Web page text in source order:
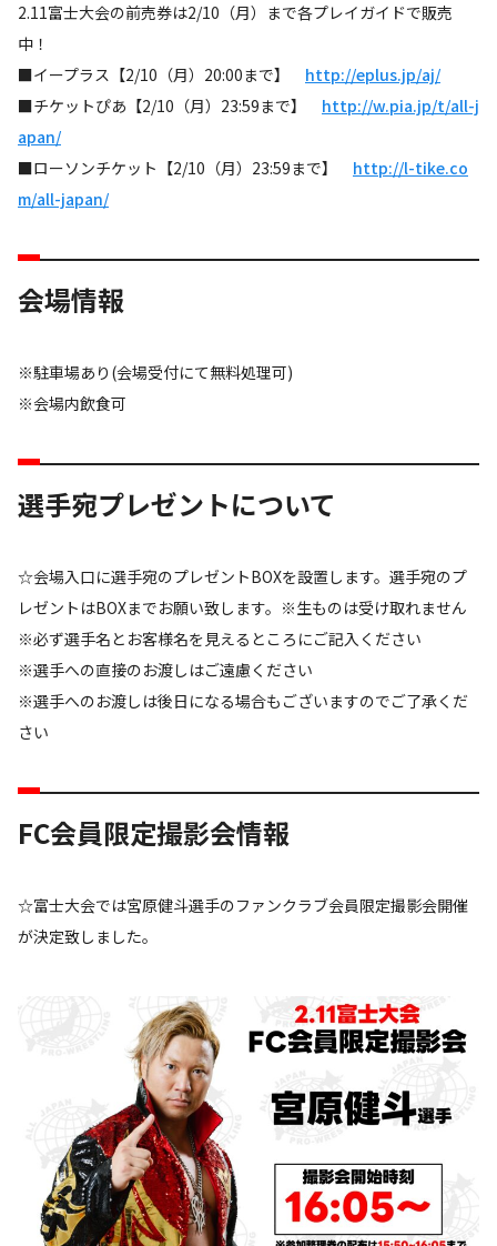
2.11富士大会の前売券は2/10（月）まで各プレイガイドで販売
中！
■イープラス【2/10（月）20:00まで】 http://eplus.jp/aj/
■チケットぴあ【2/10（月）23:59まで】 http://w.pia.jp/t/all-j
apan/
■ローソンチケット【2/10（月）23:59まで】 http://l-tike.co
m/all-japan/
会場情報
※駐車場あり(会場受付にて無料処理可)
※会場内飲食可
選手宛プレゼントについて
☆会場入口に選手宛のプレゼントBOXを設置します。選手宛のプ
レゼントはBOXまでお願い致します。※生ものは受け取れません
※必ず選手名とお客様名を見えるところにご記入ください
※選手への直接のお渡しはご遠慮ください
※選手へのお渡しは後日になる場合もございますのでご了承くだ
さい
FC会員限定撮影会情報
☆富士大会では宮原健斗選手のファンクラブ会員限定撮影会開催
が決定致しました。